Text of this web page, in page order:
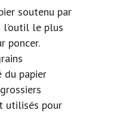
soutenu par
l’outil le plus
poncer.
papier
utilisés pour